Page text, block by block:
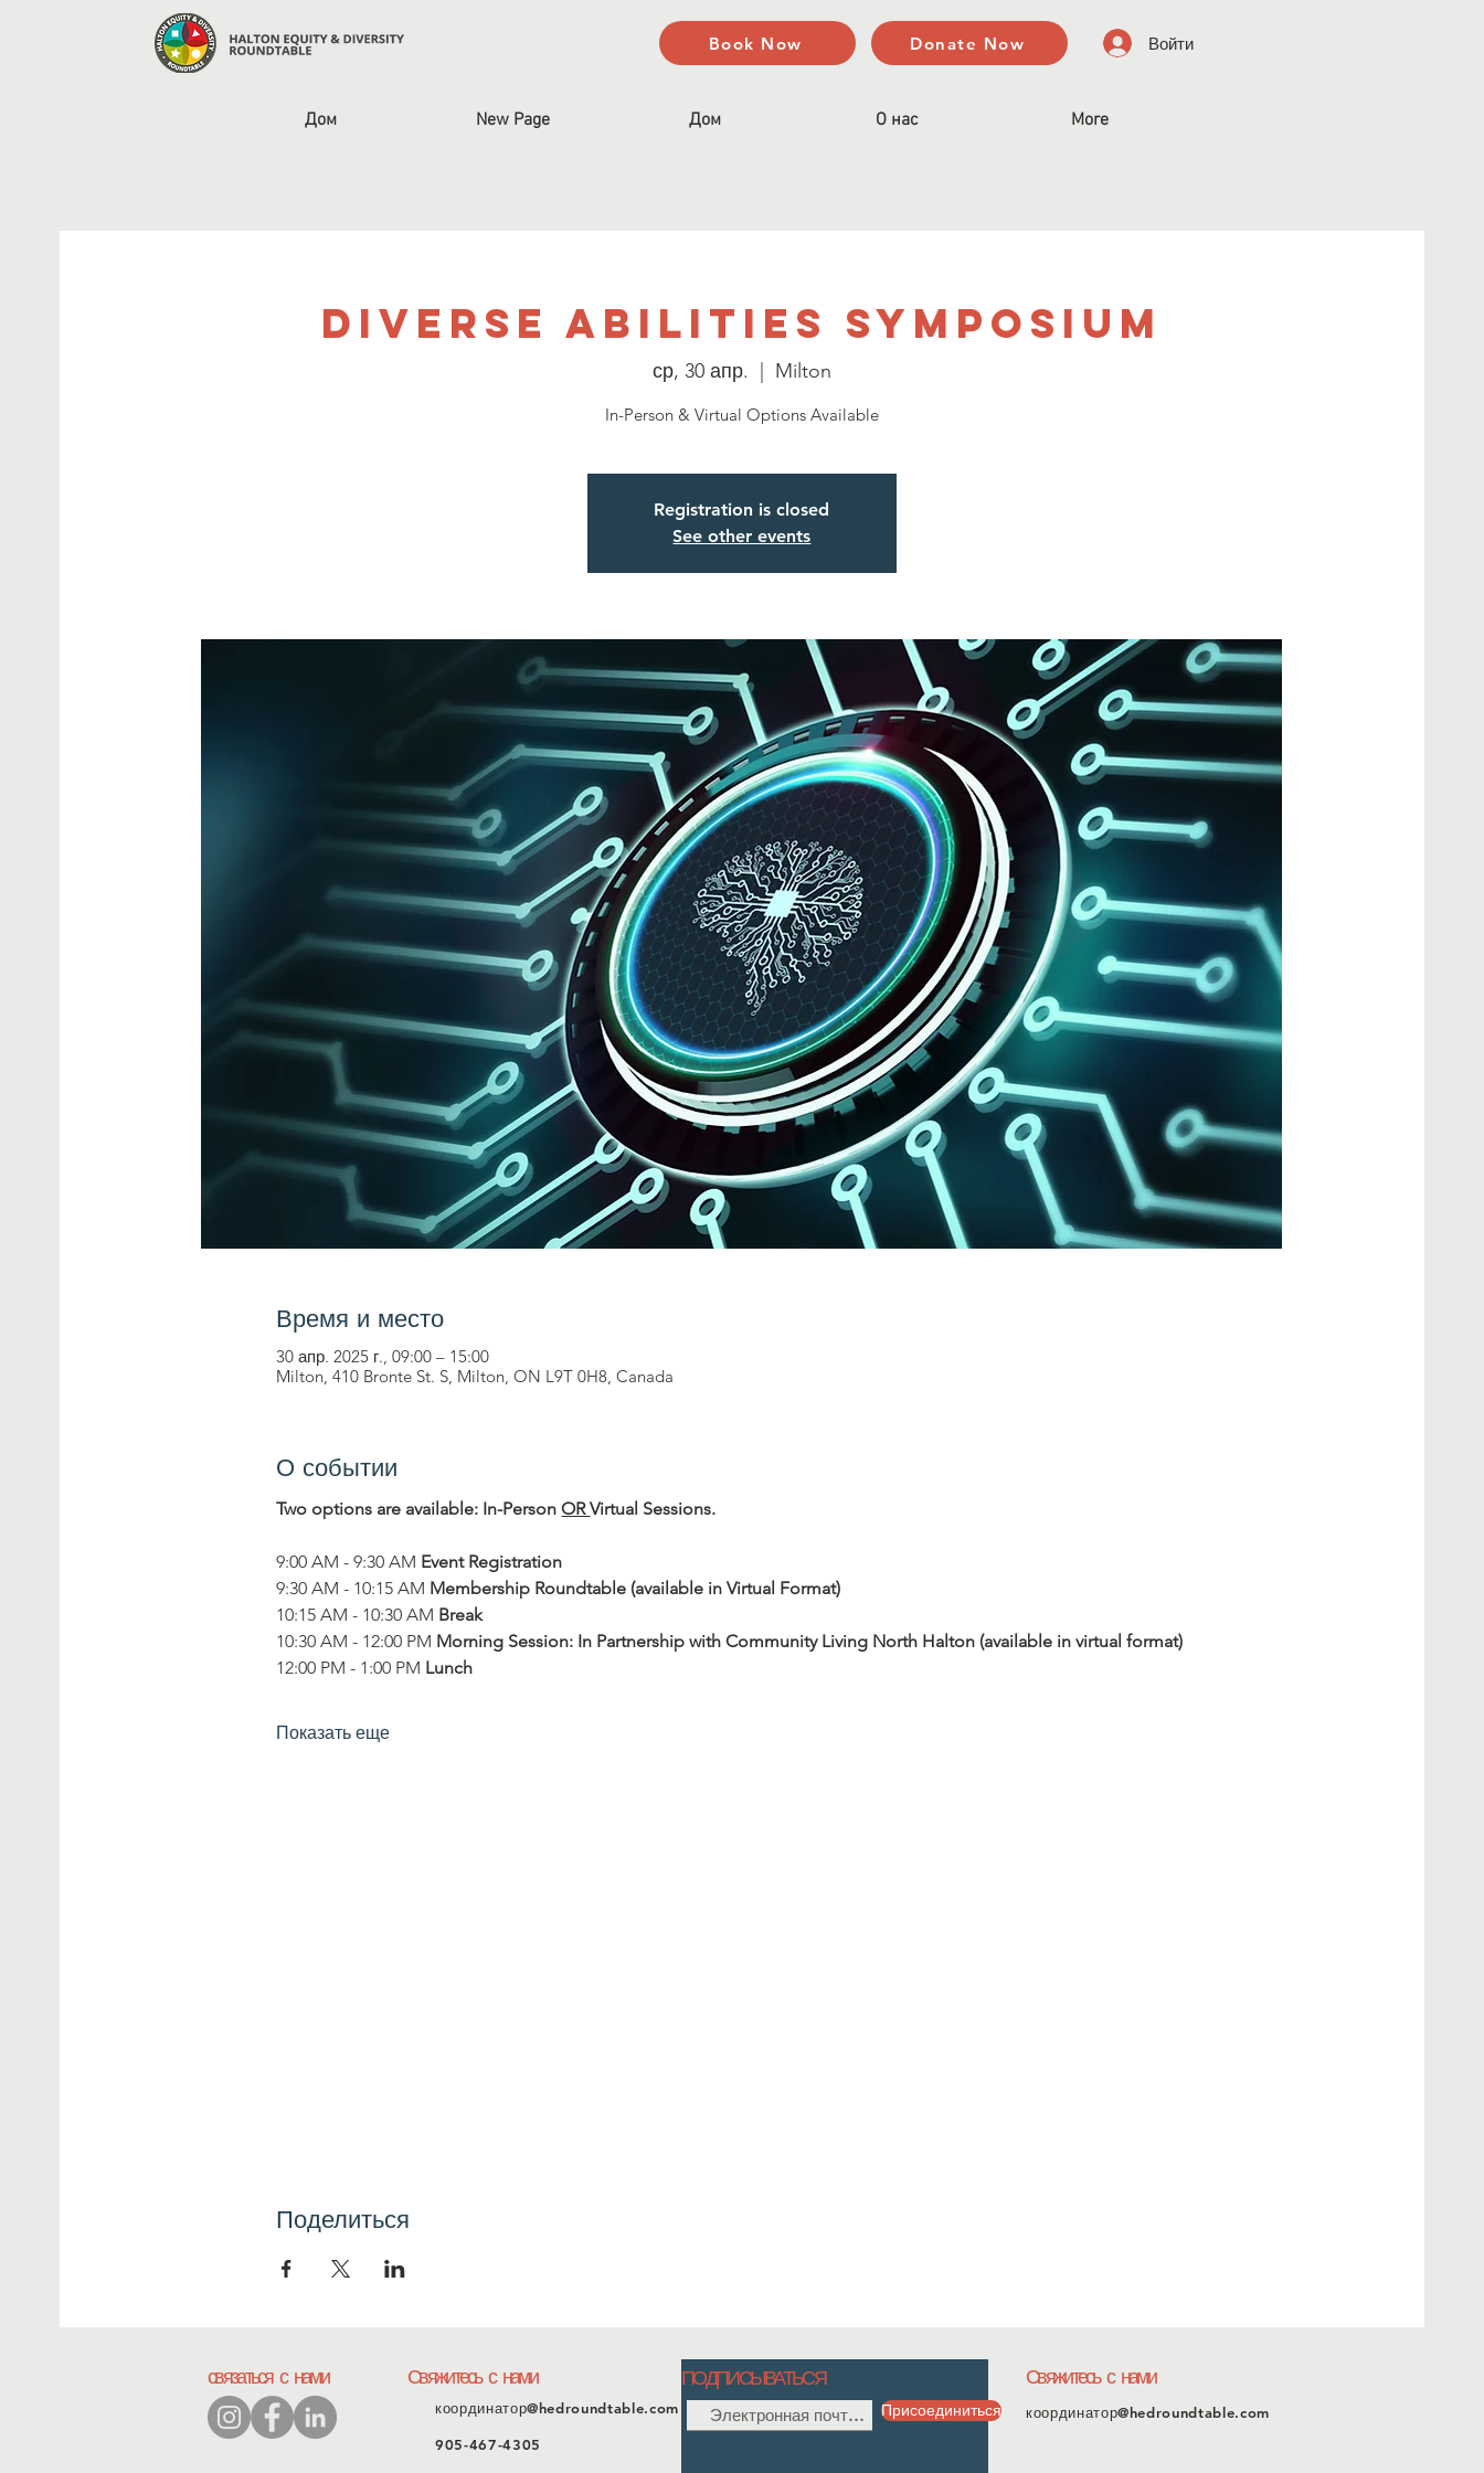
Book Now Donate Now Войти
Дом New Page Дом О нас More
Diverse Abilities Symposium
ср, 30 апр. Milton
In-Person & Virtual Options Available
Registration is closed
See other events
Время и место
30 апр. 2025 г., 09:00 – 15:00
Milton, 410 Bronte St. S, Milton, ON L9T 0H8, Canada
О событии
Two options are available: In-Person OR Virtual Sessions.
9:00 AM - 9:30 AM Event Registration
9:30 AM - 10:15 AM Membership Roundtable (available in Virtual Format)
10:15 AM - 10:30 AM Break
10:30 AM - 12:00 PM Morning Session: In Partnership with Community Living North Halton (available in virtual format)
12:00 PM - 1:00 PM Lunch
Показать еще
Поделиться
Свяжитесь с нами
связаться с нами
координатор@hedroundtable.com
905-467-4305
ПОДПИСЫВАТЬСЯ
Присоединиться
Свяжитесь с нами
координатор@hedroundtable.com